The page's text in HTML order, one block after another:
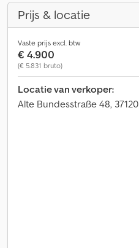
Prijs & locatie
Vaste prijs excl. btw
€ 4.900
(€ 5.831 bruto)
Locatie van verkoper:
Alte Bundesstraße 48,